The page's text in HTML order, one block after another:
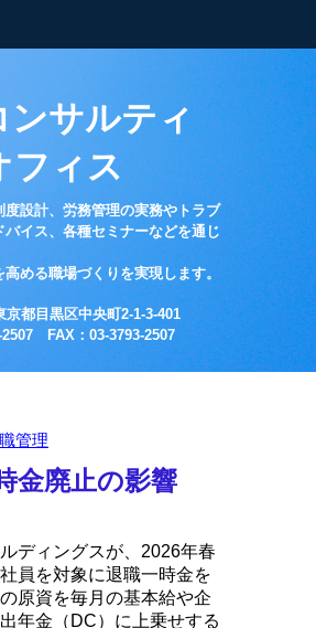
ンサルティ
フィス
度設計、労務管理の実務やトラブ
バイス、各種セミナーなどを通じ
める職場づくりを実現します。
都目黒区中央町2-1-3-401
2507 FAX：03-3793-2507
管理
金廃止の影響
ディングスが、2026年春
員を対象に退職一時金を
原資を毎月の基本給や企
年金（DC）に上乗せする